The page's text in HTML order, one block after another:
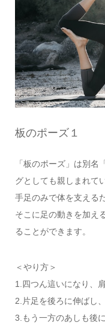
板のポーズ１
「板のポーズ」は別
グとしても親しまれて
手足のみで体を支える
そこに足の動きを加え
ることができます。
＜やり方＞
1.四つん這いになり、
2.片足を後ろに伸ばし
3.もう一方のあしも後